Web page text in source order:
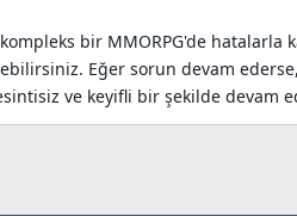
bir MMORPG'de hatalarla
Eğer sorun devam
ve keyifli bir şekilde devam